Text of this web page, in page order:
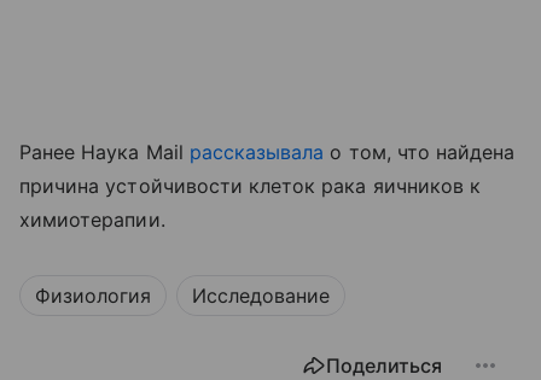
Ранее Наука Mail рассказывала о том, что найдена
причина устойчивости клеток рака яичников к
химиотерапии.
Физиология Исследование
Поделиться